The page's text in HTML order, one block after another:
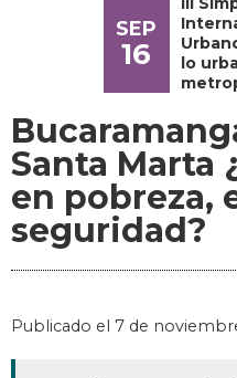
SEP
16
lo
Santa Marta
en pobreza,
seguridad?
Publicado el 7 de